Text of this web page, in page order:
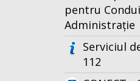
pentru
Administrație
Serviciul
112